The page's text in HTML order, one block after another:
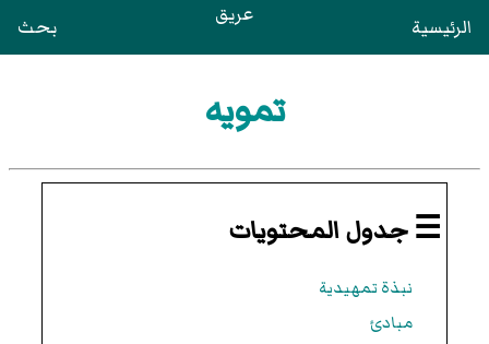
الرئيسية عريق بحث
تمويه
☰ جدول المحتويات
نبذة تمهيدية
مبادئ